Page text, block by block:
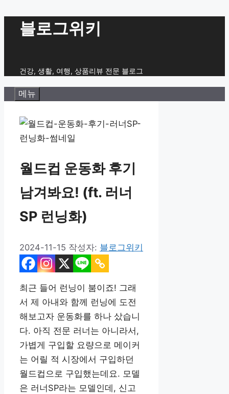
블로그위키
건강, 생활, 여행, 상품리뷰 전문 블로그
메뉴
월드컵 운동화 후기
남겨봐요! (ft. 러너
SP 런닝화)
2024-11-15 작성자: 블로그위키
최근 들어 런닝이 붐이죠! 그래
서 제 아내와 함께 런닝에 도전
해보고자 운동화를 하나 샀습니
다. 아직 전문 러너는 아니라서,
가볍게 구입할 요량으로 메이커
는 어릴 적 시장에서 구입하던
월드컵으로 구입했는데요. 모델
은 러너SP라는 모델인데, 신고